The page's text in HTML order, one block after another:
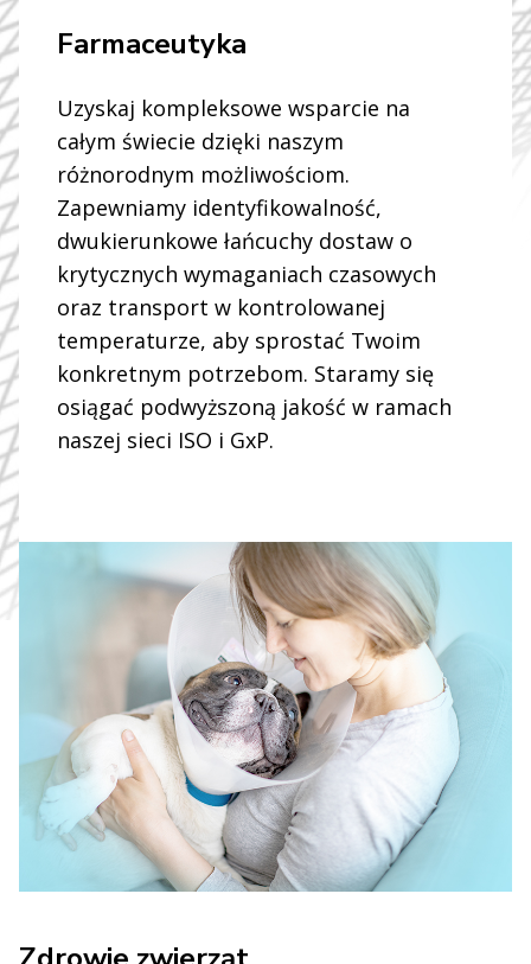
Farmaceutyka
Uzyskaj kompleksowe wsparcie na
całym świecie dzięki naszym
różnorodnym możliwościom.
Zapewniamy identyfikowalność,
dwukierunkowe łańcuchy dostaw o
krytycznych wymaganiach czasowych
oraz transport w kontrolowanej
temperaturze, aby sprostać Twoim
konkretnym potrzebom. Staramy się
osiągać podwyższoną jakość w ramach
naszej sieci ISO i GxP.